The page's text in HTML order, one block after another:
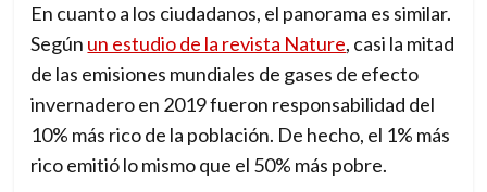
t
e
r
n
a
t
En cuanto a los ciudadanos, el panorama es similar.
Según un estudio de la revista Nature, casi la mitad
de las emisiones mundiales de gases de efecto
invernadero en 2019 fueron responsabilidad del
10% más rico de la población. De hecho, el 1% más
rico emitió lo mismo que el 50% más pobre.